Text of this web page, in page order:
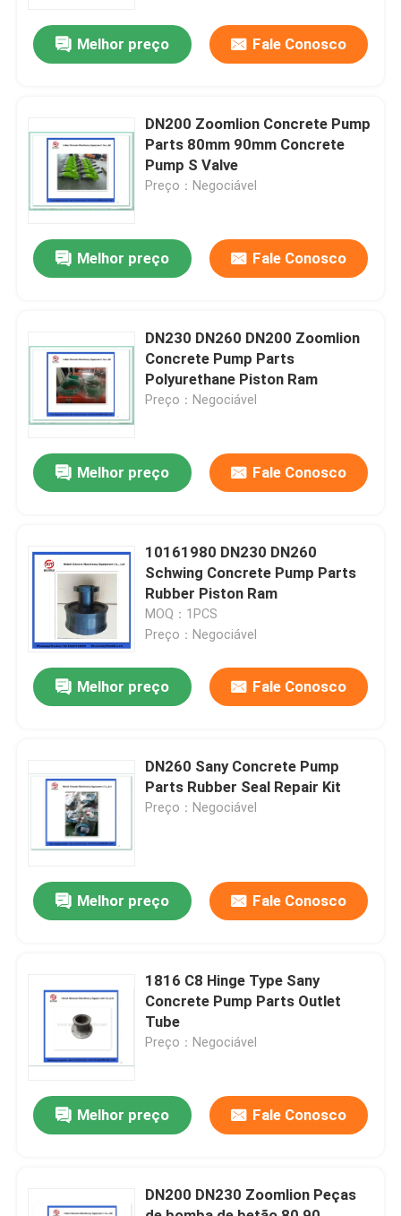
Casa
Vídeos
Fábrica
Controle de Qualidade
Fale Conosco
Pedir um orçamento
Peças da bomba concreta de Schwing
Melhor preço Fale Conosco
DN200 Zoomlion Concrete Pump
Parts 80mm 90mm Concrete
Pump S Valve
Preço：Negociável
Melhor preço Fale Conosco
DN230 DN260 DN200 Zoomlion
Concrete Pump Parts
Polyurethane Piston Ram
Preço：Negociável
Melhor preço Fale Conosco
10161980 DN230 DN260
Schwing Concrete Pump Parts
Rubber Piston Ram
MOQ：1PCS
Preço：Negociável
Melhor preço Fale Conosco
DN260 Sany Concrete Pump
Parts Rubber Seal Repair Kit
Preço：Negociável
Melhor preço Fale Conosco
1816 C8 Hinge Type Sany
Concrete Pump Parts Outlet
Tube
Preço：Negociável
Melhor preço Fale Conosco
DN200 DN230 Zoomlion Peças